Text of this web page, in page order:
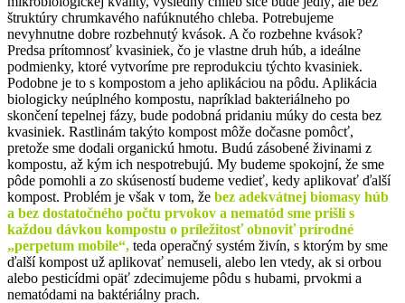
štruktúry chrumkavého nafúknutého chleba. Potrebujeme
nevyhnutne dobre rozbehnutý kvások. A čo rozbehne kvások?
Predsa prítomnosť kvasiniek, čo je vlastne druh húb, a ideálne
podmienky, ktoré vytvoríme pre reprodukciu týchto kvasiniek.
Podobne je to s kompostom a jeho aplikáciou na pôdu. Aplikácia
biologicky neúplného kompostu, napríklad bakteriálneho po
skončení tepelnej fázy, bude podobná pridaniu múky do cesta bez
kvasiniek. Rastlinám takýto kompost môže dočasne pomôcť,
pretože sme dodali organickú hmotu. Budú zásobené živinami z
kompostu, až kým ich nespotrebujú. My budeme spokojní, že sme
pôde pomohli a zo skúseností budeme vedieť, kedy aplikovať ďalší
kompost. Problém je však v tom, že bez adekvátnej biomasy húb
a bez dostatočného počtu prvokov a nematód sme prišli s
každou dávkou kompostu o príležitosť obnoviť prírodné
„perpetum mobile“, teda operačný systém živín, s ktorým by sme
ďalší kompost už aplikovať nemuseli, alebo len vtedy, ak si orbou
alebo pesticídmi opäť zdecimujeme pôdu s hubami, prvokmi a
nematódami na baktériálny prach.